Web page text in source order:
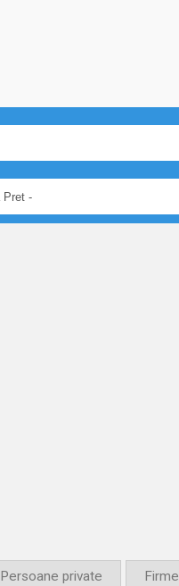
Persoane private Firme